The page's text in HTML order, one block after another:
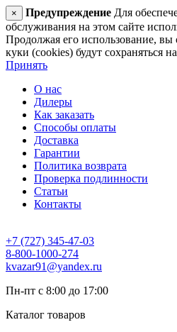
× Предупреждение Для
обслуживания на этом сайте
Продолжая его использование, вы
куки (cookies) будут сохраняться
Принять
О нас
Дилеры
Как заказать
Способы оплаты
Доставка
Гарантии
Политика возврата
Проверка подлинности
Статьи
Контакты
+7 (727) 345-47-03
8-800-1000-274
kvazar91@yandex.ru
Пн-пт с 8:00 до 17:00
Каталог товаров